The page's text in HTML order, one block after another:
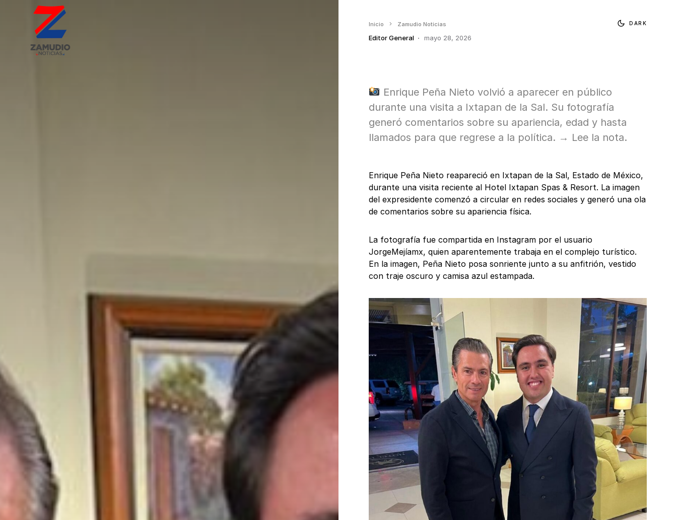
Inicio Zamudio Noticias
Editor General mayo 28, 2026
DARK
Enrique Peña Nieto volvió a aparecer en público
durante una visita a Ixtapan de la Sal. Su fotografía
generó comentarios sobre su apariencia, edad y hasta
llamados para que regrese a la política. → Lee la nota.
Enrique Peña Nieto reapareció en Ixtapan de la Sal, Estado de México,
durante una visita reciente al Hotel Ixtapan Spas & Resort. La imagen
del expresidente comenzó a circular en redes sociales y generó una ola
de comentarios sobre su apariencia física.
La fotografía fue compartida en Instagram por el usuario
JorgeMejíamx, quien aparentemente trabaja en el complejo turístico.
En la imagen, Peña Nieto posa sonriente junto a su anfitrión, vestido
con traje oscuro y camisa azul estampada.